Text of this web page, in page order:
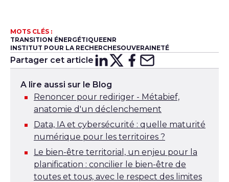
MOTS CLÉS :
TRANSITION ÉNERGÉTIQUEENR
INSTITUT POUR LA RECHERCHESOUVERAINETÉ
Partager cet article Partager sur
Partager surX
Partager
Partager
A lire aussi sur le Blog
Renoncer pour rediriger - Métabief,
anatomie d'un déclenchement
Data, IA et cybersécurité : quelle maturité
numérique pour les territoires ?
Le bien-être territorial, un enjeu pour la
planification : concilier le bien-être de
toutes et tous, avec le respect des limites